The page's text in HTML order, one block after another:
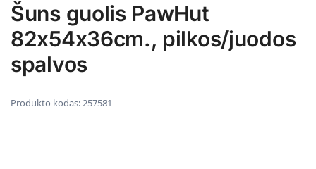
Šuns guolis PawHut
82x54x36cm., pilkos/juodos
spalvos
Produkto kodas:257581